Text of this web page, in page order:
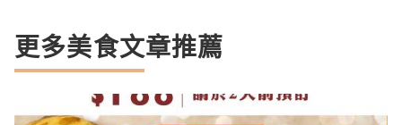
更多美食文章推薦